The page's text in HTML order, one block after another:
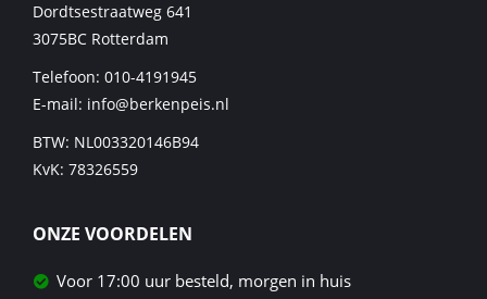
Dordtsestraatweg 641
3075BC Rotterdam
Telefoon: 010-4191945
E-mail: info@berkenpeis.nl
BTW: NL003320146B94
KvK: 78326559
ONZE VOORDELEN
Voor 17:00 uur besteld, morgen in huis